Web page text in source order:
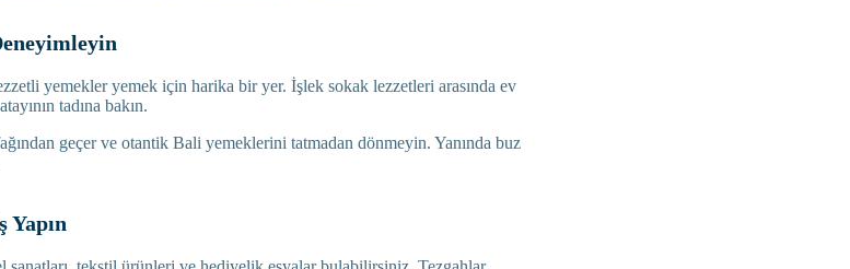
yemekler yemek için harika bir yer. İşlek sokak lezzetleri arasında ev
tadına bakın.
geçer ve otantik Bali yemeklerini tatmadan dönmeyin. Yanında buz
Yapın